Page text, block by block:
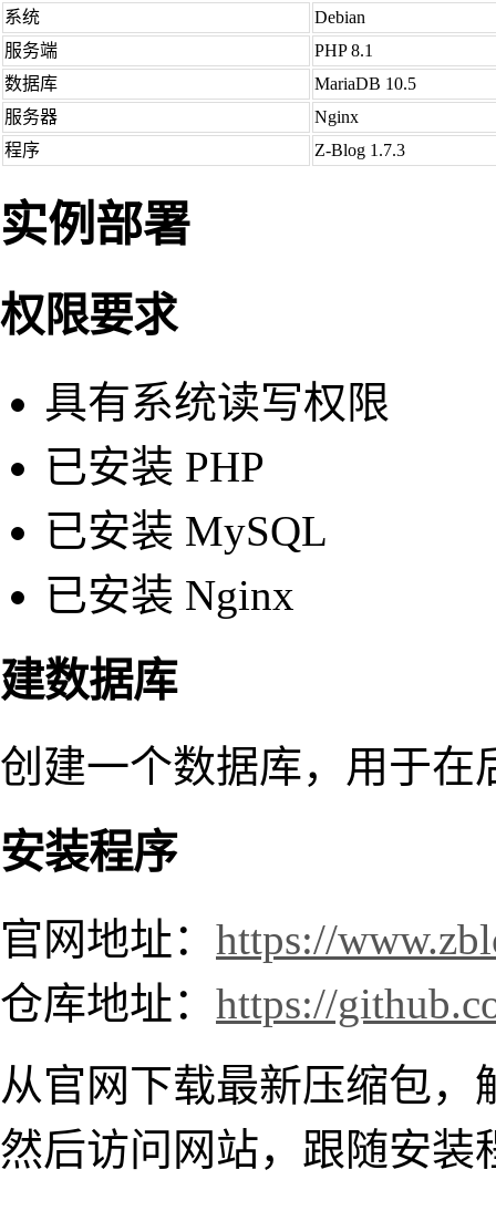
系统
Debian
服务端
PHP 8.1
数据库
MariaDB 10.5
服务器
Nginx
程序
Z-Blog 1.7.3
实例部署
权限要求
具有系统读写权限
已安装 PHP
已安装 MySQL
已安装 Nginx
建数据库
创建一个数据库，用于在
安装程序
官网地址： https://
仓库地址： https://
从官网下载最新压缩包
然后访问网站，跟随安装